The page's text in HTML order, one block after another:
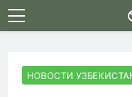
Skip
to
НОВОСТИ